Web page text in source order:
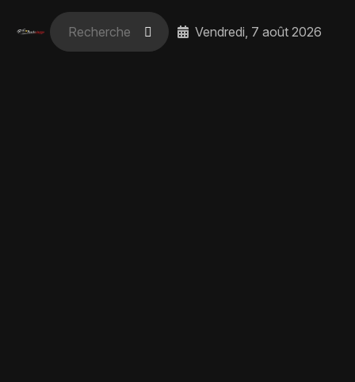
Vendredi, 7 août 2026